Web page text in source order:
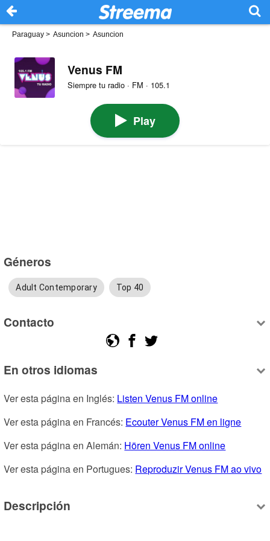
Paraguay > Asuncion > Asuncion
Venus FM
Siempre tu radio · FM · 105.1
Play
Géneros
Adult Contemporary Top 40
Contacto
En otros idiomas
Ver esta página en Inglés: Listen Venus FM online
Ver esta página en Francés: Ecouter Venus FM en ligne
Ver esta página en Alemán: Hören Venus FM online
Ver esta página en Portugues: Reproduzir Venus FM ao vivo
Descripción